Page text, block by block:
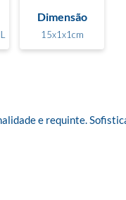
Dimensão
15x1x1cm
e requinte.